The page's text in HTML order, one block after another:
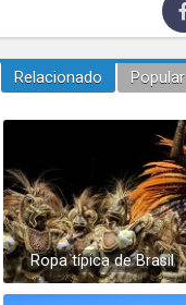
Relacionado Popular
Ropa típica de Brasil